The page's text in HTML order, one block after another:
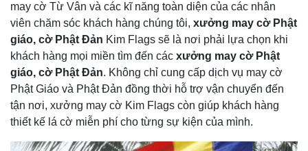
may cờ Từ Vân và các kĩ năng toàn diện của các nhân
viên chăm sóc khách hàng chúng tôi, xưởng may cờ Phật
giáo, cờ Phật Đản Kim Flags sẽ là nơi phải lựa chọn khi
khách hàng mọi miền tìm đến các xưởng may cờ Phật
giáo, cờ Phật Đản. Không chỉ cung cấp dịch vụ may cờ
Phật Giáo và Phật Đản đồng thời hỗ trợ vận chuyển đến
tận nơi, xưởng may cờ Kim Flags còn giúp khách hàng
thiết kế lá cờ miễn phí cho từng sự kiện của mình.